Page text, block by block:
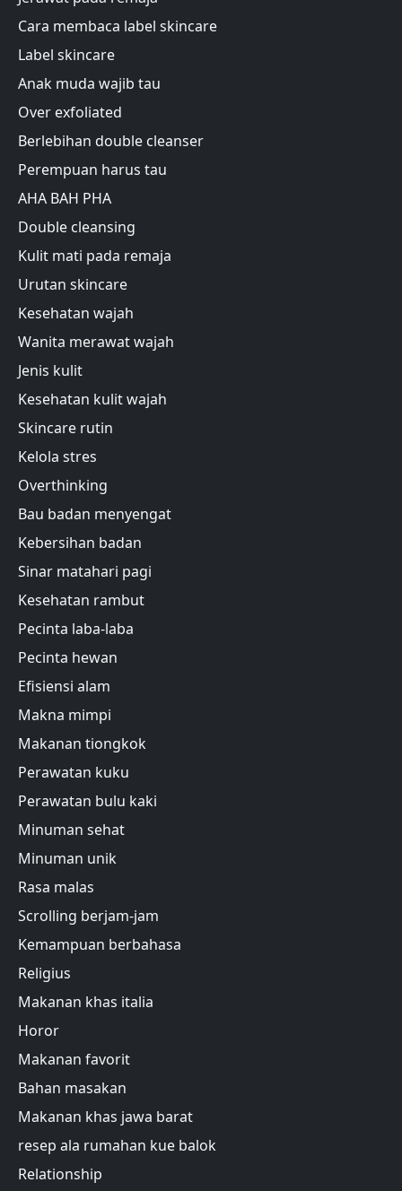
Cara membaca label skincare
Label skincare
Anak muda wajib tau
Over exfoliated
Berlebihan double cleanser
Perempuan harus tau
AHA BAH PHA
Double cleansing
Kulit mati pada remaja
Urutan skincare
Kesehatan wajah
Wanita merawat wajah
Jenis kulit
Kesehatan kulit wajah
Skincare rutin
Kelola stres
Overthinking
Bau badan menyengat
Kebersihan badan
Sinar matahari pagi
Kesehatan rambut
Pecinta laba-laba
Pecinta hewan
Efisiensi alam
Makna mimpi
Makanan tiongkok
Perawatan kuku
Perawatan bulu kaki
Minuman sehat
Minuman unik
Rasa malas
Scrolling berjam-jam
Kemampuan berbahasa
Religius
Makanan khas italia
Horor
Makanan favorit
Bahan masakan
Makanan khas jawa barat
resep ala rumahan kue balok
Relationship